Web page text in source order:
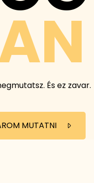
És ez zavar.
MUTATNI